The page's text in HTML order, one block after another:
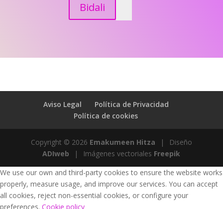
Bidali
Aviso Legal
Política de Privacidad
Política de cookies
Copyright © 2026 Emakumeen Hitza |
Diseño
ADIweb
| Imágenes vectoriales Freepik
We use our own and third-party cookies to ensure the website works
properly, measure usage, and improve our services. You can accept
all cookies, reject non-essential cookies, or configure your
preferences. Cookie policy